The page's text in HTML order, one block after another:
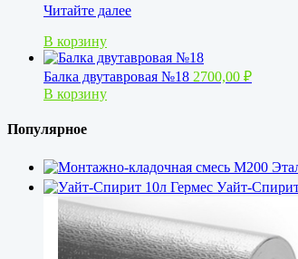
Арматура
8мм
АIII
Читайте далее
В корзину
Балка двутавровая №18 2700,00 ₽
В корзину
Популярное
Уайт-